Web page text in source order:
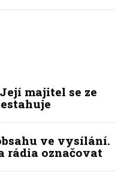
majitel se ze
ve vysílání.
rádia označovat